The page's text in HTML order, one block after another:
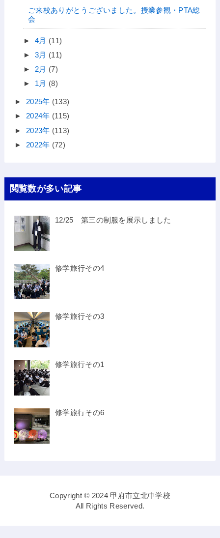
ご来校ありがとうございました。授業参観・PTA総
会
► 4月 (11)
► 3月 (11)
► 2月 (7)
► 1月 (8)
► 2025年 (133)
► 2024年 (115)
► 2023年 (113)
► 2022年 (72)
閲覧数が多い記事
12/25 第三の制服を展示しました
修学旅行その4
修学旅行その3
修学旅行その1
修学旅行その6
Copyright © 2024 甲府市立北中学校
All Rights Reserved.